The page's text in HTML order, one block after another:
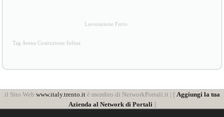
Lavorazione Ferro
Tag Arena Costruzione Infissi
il Sito Web www.italy.trento.itè membro di NetworkPortali.it | [ Aggiungi la tua
Azienda al Network di Portali]